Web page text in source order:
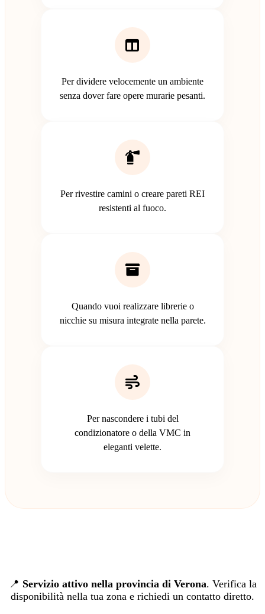
Per dividere velocemente un ambiente
senza dover fare opere murarie pesanti.
Per rivestire camini o creare pareti REI
resistenti al fuoco.
Quando vuoi realizzare librerie o
nicchie su misura integrate nella parete.
Per nascondere i tubi del
condizionatore o della VMC in
eleganti velette.
📍 Servizio attivo nella provincia di Verona. Verifica la
disponibilità nella tua zona e richiedi un contatto diretto.